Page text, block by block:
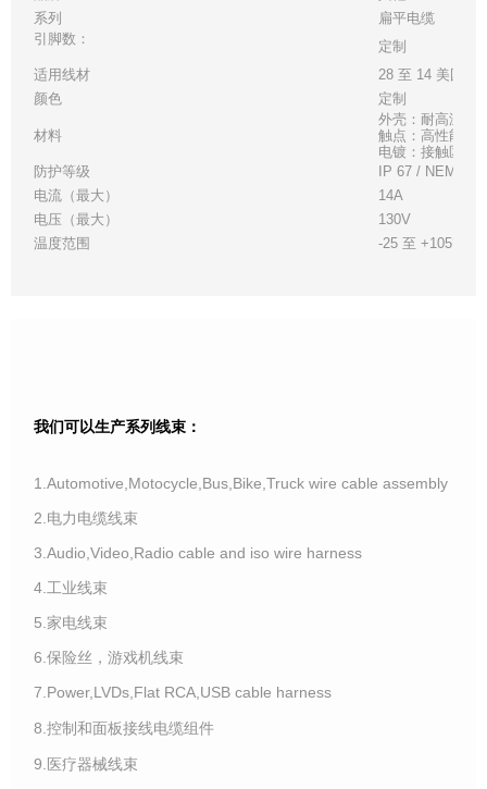
系列
扁平电缆
引脚数：
定制
适用线材
28 至 14 美国线
颜色
定制
材料
外壳：耐高温白
触点：高性能铜
电镀：接触区 -
防护等级
IP 67 / NEMA 6P
电流（最大）
14A
电压（最大）
130V
温度范围
-25 至 +105°C
我们可以生产系列线束：
1.Automotive,Motocycle,Bus,Bike,Truck wire cable assembly
2.电力电缆线束
3.Audio,Video,Radio cable and iso wire harness
4.工业线束
5.家电线束
6.保险丝，游戏机线束
7.Power,LVDs,Flat RCA,USB cable harness
8.控制和面板接线电缆组件
9.医疗器械线束